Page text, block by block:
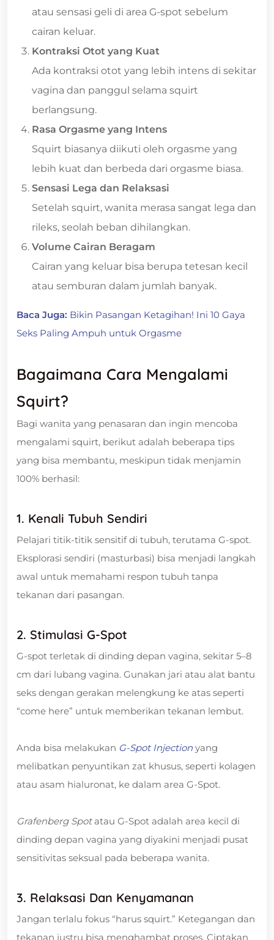
atau sensasi geli di area G-spot sebelum
cairan keluar.
Kontraksi Otot yang Kuat
Ada kontraksi otot yang lebih intens di sekitar
vagina dan panggul selama squirt
berlangsung.
Rasa Orgasme yang Intens
Squirt biasanya diikuti oleh orgasme yang
lebih kuat dan berbeda dari orgasme biasa.
Sensasi Lega dan Relaksasi
Setelah squirt, wanita merasa sangat lega dan
rileks, seolah beban dihilangkan.
Volume Cairan Beragam
Cairan yang keluar bisa berupa tetesan kecil
atau semburan dalam jumlah banyak.
Baca Juga: Bikin Pasangan Ketagihan! Ini 10 Gaya
Seks Paling Ampuh untuk Orgasme
Bagaimana Cara Mengalami
Squirt?
Bagi wanita yang penasaran dan ingin mencoba
mengalami squirt, berikut adalah beberapa tips
yang bisa membantu, meskipun tidak menjamin
100% berhasil:
1. Kenali Tubuh Sendiri
Pelajari titik-titik sensitif di tubuh, terutama G-spot.
Eksplorasi sendiri (masturbasi) bisa menjadi langkah
awal untuk memahami respon tubuh tanpa
tekanan dari pasangan.
2. Stimulasi G-Spot
G-spot terletak di dinding depan vagina, sekitar 5–8
cm dari lubang vagina. Gunakan jari atau alat bantu
seks dengan gerakan melengkung ke atas seperti
“come here” untuk memberikan tekanan lembut.
Anda bisa melakukan G-Spot Injection yang
melibatkan penyuntikan zat khusus, seperti kolagen
atau asam hialuronat, ke dalam area G-Spot.
Grafenberg Spotatau G-Spot adalah area kecil di
dinding depan vagina yang diyakini menjadi pusat
sensitivitas seksual pada beberapa wanita.
3. Relaksasi Dan Kenyamanan
Jangan terlalu fokus “harus squirt.” Ketegangan dan
tekanan justru bisa menghambat proses. Ciptakan